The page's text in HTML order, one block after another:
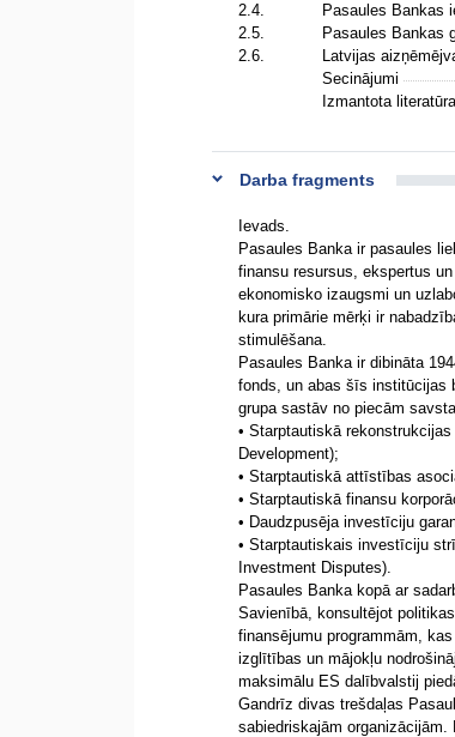
2.4.
Pasaules Bankas
2.5.
Pasaules Bankas
2.6.
Latvijas
Secinājumi
Izmantota
Darba fragments
Ievads.
Pasaules Banka ir pasaules
finansu resursus, ekspertus
ekonomisko izaugsmi un
kura primārie mērķi ir
stimulēšana.
Pasaules Banka ir dibināta
fonds, un abas šīs institūcijas
grupa sastāv no piecām
• Starptautiskā
Development);
• Starptautiskā attīstības
• Starptautiskā finansu
• Daudzpusēja investīciju
• Starptautiskais investīciju
Investment Disputes).
Pasaules Banka kopā ar
Savienībā, konsultējot
finansējumu programmām,
izglītības un mājokļu
maksimālu ES dalībvalstij
Gandrīz divas trešdaļas
sabiedriskajām